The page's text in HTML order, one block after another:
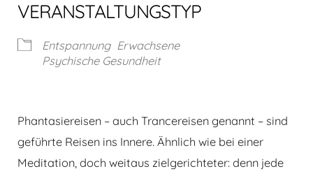
VERANSTALTUNGSTYP
Entspannung Erwachsene
Psychische Gesundheit
Phantasiereisen – auch Trancereisen genannt – sind
geführte Reisen ins Innere. Ähnlich wie bei einer
Meditation, doch weitaus zielgerichteter: denn jede